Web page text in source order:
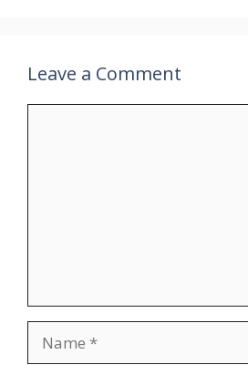
Leave a Comment